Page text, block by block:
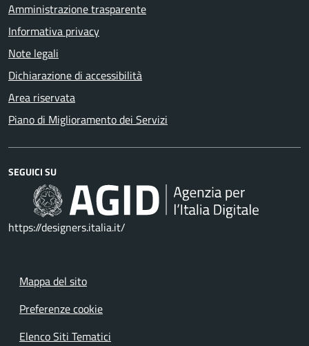
Amministrazione trasparente
Informativa privacy
Note legali
Dichiarazione di accessibilità
Area riservata
Piano di Miglioramento dei Servizi
SEGUICI SU
https://designers.italia.it/
Mappa del sito
Preferenze cookie
Elenco Siti Tematici